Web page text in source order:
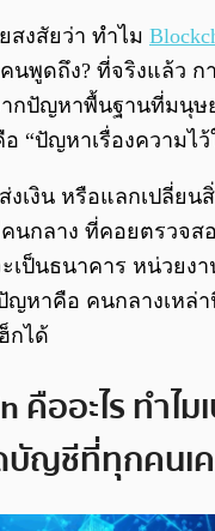
สงสัยว่า ทำไม
นพูดถึง? ที่จริงแล้ว ก
ากปัญหาพื้นฐานที่มนุษ
“ปัญหาเรื่องความไว้
งเงิน หรือแลกเปลี่ย
คนกลาง ที่คอยตรวจส
เป็นธนาคาร หน่วยง
ญหาคือ คนกลางเหล่
กได้
คืออะไร ทำไม
บัญชีที่ทุกคนเ